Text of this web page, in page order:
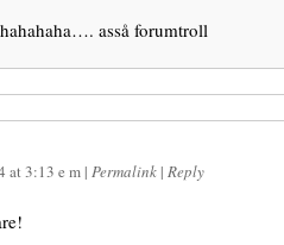
asså forumtroll
at3:13 e m | Permalink | Reply